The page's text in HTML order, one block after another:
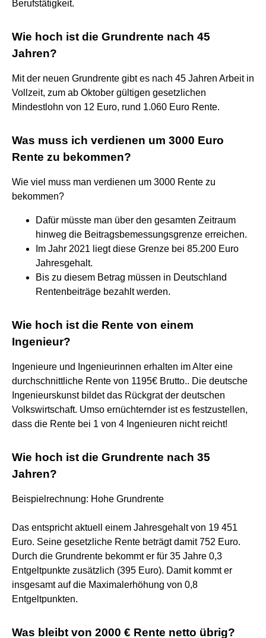
Berufstätigkeit.
Wie hoch ist die Grundrente nach 45
Jahren?
Mit der neuen Grundrente gibt es nach 45 Jahren Arbeit in
Vollzeit, zum ab Oktober gültigen gesetzlichen
Mindestlohn von 12 Euro, rund 1.060 Euro Rente.
Was muss ich verdienen um 3000 Euro
Rente zu bekommen?
Wie viel muss man verdienen um 3000 Rente zu
bekommen?
Dafür müsste man über den gesamten Zeitraum
hinweg die Beitragsbemessungsgrenze erreichen.
Im Jahr 2021 liegt diese Grenze bei 85.200 Euro
Jahresgehalt.
Bis zu diesem Betrag müssen in Deutschland
Rentenbeiträge bezahlt werden.
Wie hoch ist die Rente von einem
Ingenieur?
Ingenieure und Ingenieurinnen erhalten im Alter eine
durchschnittliche Rente von 1195€ Brutto.. Die deutsche
Ingenieurskunst bildet das Rückgrat der deutschen
Volkswirtschaft. Umso ernüchternder ist es festzustellen,
dass die Rente bei 1 von 4 Ingenieuren nicht reicht!
Wie hoch ist die Grundrente nach 35
Jahren?
Beispielrechnung: Hohe Grundrente
Das entspricht aktuell einem Jahresgehalt von 19 451
Euro. Seine gesetzliche Rente beträgt damit 752 Euro.
Durch die Grundrente bekommt er für 35 Jahre 0,3
Entgeltpunkte zusätzlich (395 Euro). Damit kommt er
insgesamt auf die Maximalerhöhung von 0,8
Entgeltpunkten.
Was bleibt von 2000 € Rente netto übrig?